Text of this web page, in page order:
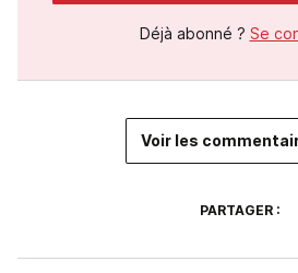
Déjà abonné ? Se
Voir les
PARTAGER :